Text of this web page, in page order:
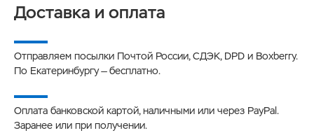
Доставка и оплата
Отправляем посылки Почтой России, СДЭК, DPD и Boxberry.
По Екатеринбургу — бесплатно.
Оплата банковской картой, наличными или через PayPal.
Заранее или при получении.